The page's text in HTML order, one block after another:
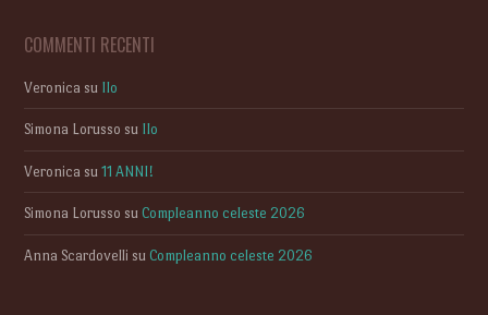
COMMENTI RECENTI
Veronica su Ilo
Simona Lorusso su Ilo
Veronica su11 ANNI!
Simona Lorusso su Compleanno celeste 2026
Anna Scardovelli su Compleanno celeste 2026